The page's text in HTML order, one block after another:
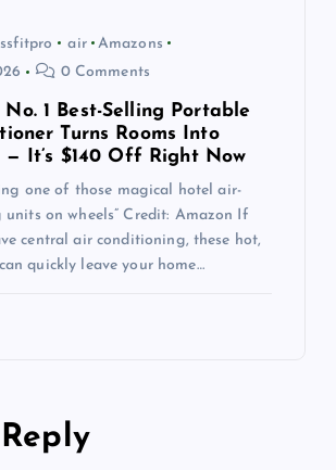
air
Amazons
0 Comments
No. 1 Best-Selling Portable
Turns Rooms Into
— It’s $140 Off Right Now
one of those magical hotel air-
on wheels” Credit: Amazon If
central air conditioning, these hot,
quickly leave your home…